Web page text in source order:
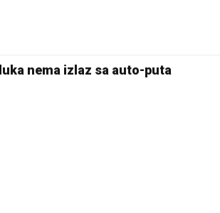
nema izlaz sa auto-puta